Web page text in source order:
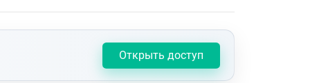
Открыть доступ